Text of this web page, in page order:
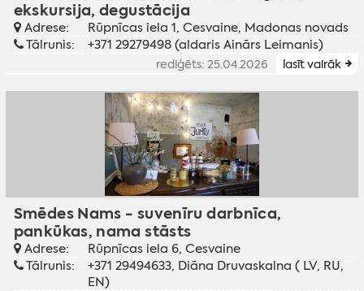
ekskursija, degustācija
Adrese:
Rūpnīcas iela 1, Cesvaine, Madonas novads
Tālrunis:
+371 29279498 (aldaris Ainārs Leimanis)
rediģēts: 25.04.2026 lasīt vairāk
Smēdes Nams - suvenīru darbnīca,
pankūkas, nama stāsts
Adrese:
Rūpnīcas iela 6, Cesvaine
Tālrunis:
+371 29494633, Diāna Druvaskalna ( LV, RU,
EN)